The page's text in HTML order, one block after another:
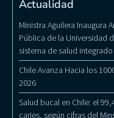
Actualidad
Ministra Aguilera Inaugura
Pública de la Universidad
sistema de salud
Chile Avanza Hacia los
2026
Salud bucal en Chile: el
caries, según cifras del